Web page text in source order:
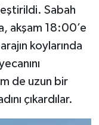
Sabah
akşam 18:00’e
koylarında
de uzun bir
çıkardılar.